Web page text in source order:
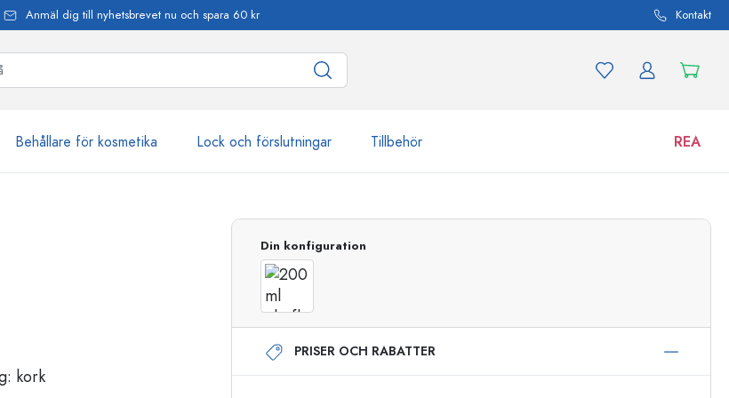
Anmäl dig till nyhetsbrevet nu och spara 60 kr Kontakt
Behållare för kosmetika Lock och förslutningar Tillbehör REA
Sprayflaskor
Airless dispenser
Roll on-flaskor
Burkar
Din konfiguration
PRISER OCH RABATTER